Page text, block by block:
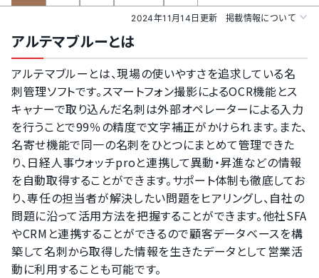
2024年11月14日更新 掲載情報について
アルテマブルーとは
アルテマブルーとは、現場の使いやすさを追求している名
刺管理ソフトです。スマートフォン撮影によるOCR機能とス
キャナーで取り込んだ名刺は外部オペレーターによる入力
を行うことで99％の精度で文字補正がかけられます。また、
名寄せ機能で同一の名刺をひとつにまとめて管理できた
り、日経人事ウォッチproと連携して異動・昇進などの情報
を自動取得することができます。サポート体制も徹底してお
り、専任の担当者が解決したい問題をヒアリングし、自社の
問題に沿って活用方法を把握することができます。他社SFA
やCRMと連携することができるので顧客データベースを構
築して名刺から取得した情報を生きたデータとして営業活
動に利用することも可能です。